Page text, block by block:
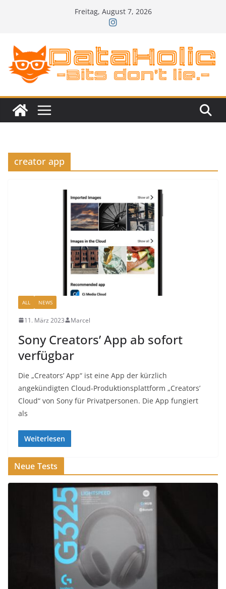
Freitag, August 7, 2026
creator app
ALL NEWS
11. März 2023 Marcel
Sony Creators’ App ab sofort
verfügbar
Die „Creators’ App“ ist eine App der kürzlich
angekündigten Cloud-Produktionsplattform „Creators’
Cloud“ von Sony für Privatpersonen. Die App fungiert
als
Weiterlesen
Neue Tests